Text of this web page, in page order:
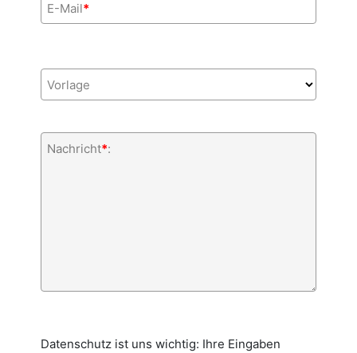
E-Mail*
Vorlage
Nachricht*:
Datenschutz ist uns wichtig: Ihre Eingaben